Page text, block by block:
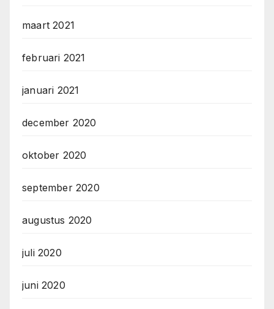
maart 2021
februari 2021
januari 2021
december 2020
oktober 2020
september 2020
augustus 2020
juli 2020
juni 2020